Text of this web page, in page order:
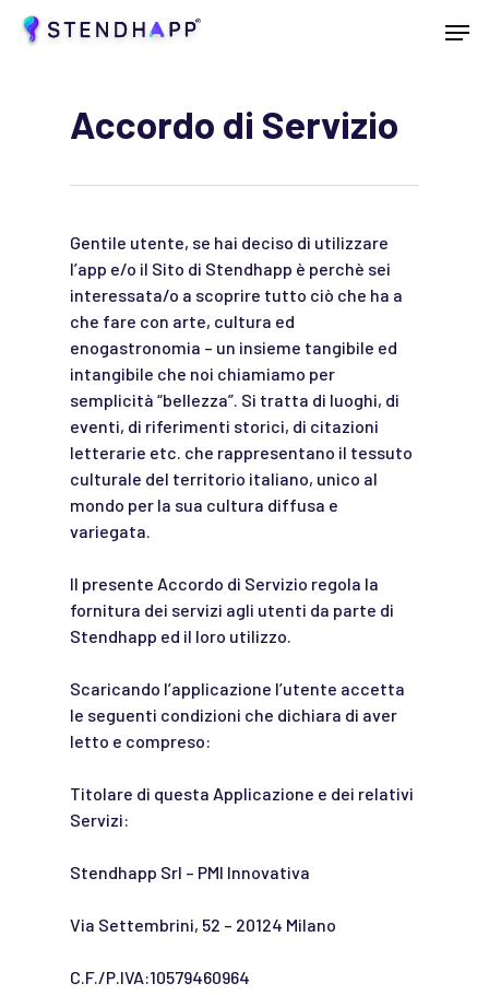
Skip
Menu
Accordo di Servizio
Gentile utente, se hai deciso di utilizzare
l’app e/o il Sito di Stendhapp è perchè sei
interessata/o a scoprire tutto ciò che ha a
che fare con arte, cultura ed
enogastronomia – un insieme tangibile ed
intangibile che noi chiamiamo per
semplicità “bellezza”. Si tratta di luoghi, di
eventi, di riferimenti storici, di citazioni
letterarie etc. che rappresentano il tessuto
culturale del territorio italiano, unico al
mondo per la sua cultura diffusa e
variegata.
Il presente Accordo di Servizio regola la
fornitura dei servizi agli utenti da parte di
Stendhapp ed il loro utilizzo.
Scaricando l’applicazione l’utente accetta
le seguenti condizioni che dichiara di aver
letto e compreso:
Titolare di questa Applicazione e dei relativi
Servizi:
Stendhapp Srl – PMI Innovativa
Via Settembrini, 52 – 20124 Milano
C.F./P.IVA:10579460964